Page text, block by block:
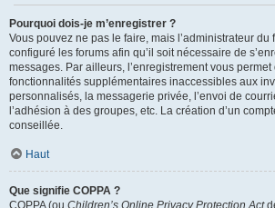
Pourquoi dois-je m’enregistrer ?
Vous pouvez ne pas le faire, mais l’administrateur du
configuré les forums afin qu’il soit nécessaire de
messages. Par ailleurs, l’enregistrement vous
fonctionnalités supplémentaires inaccessibles aux
personnalisés, la messagerie privée, l’envoi de
l’adhésion à des groupes, etc. La création d’un
conseillée.
Haut
Que signifie COPPA ?
COPPA (ou Children’s Online Privacy Protection Act